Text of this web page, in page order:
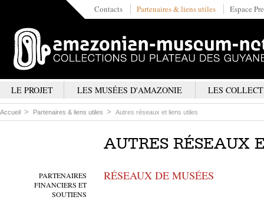
Contacts Partenaires & liens utiles Espace
LE PROJET LES MUSÉES D'AMAZONIE LES
Accueil Partenaires & liens utiles Autres réseaux et liens utiles
PARTENAIRES
FINANCIERS ET
SOUTIENS
AUTRES RÉSEAUX
RÉSEAUX DE MUSÉES